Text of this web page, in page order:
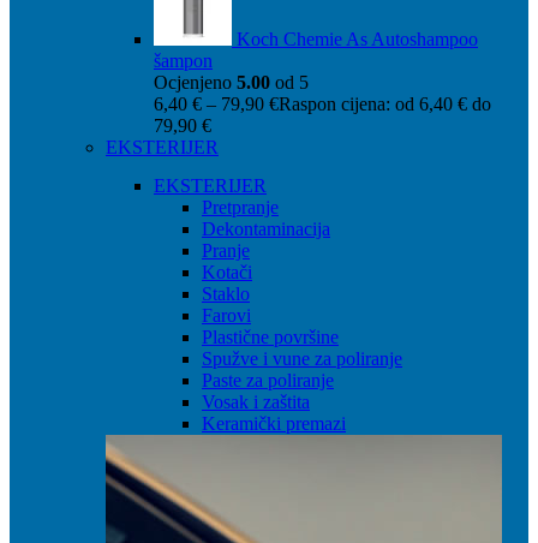
Koch Chemie As Autoshampoo
šampon
Ocjenjeno 5.00 od 5
6,40 € – 79,90 €Raspon cijena: od 6,40 € do
79,90 €
EKSTERIJER
EKSTERIJER
Pretpranje
Dekontaminacija
Pranje
Kotači
Staklo
Farovi
Plastične površine
Spužve i vune za poliranje
Paste za poliranje
Vosak i zaštita
Keramički premazi